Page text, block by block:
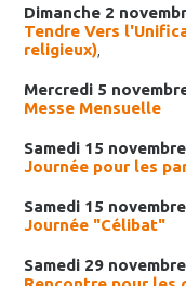
Dimanche 2
Tendre Vers
religieux)
Mercredi 5
Messe Mensuelle
Samedi 15
Journée pour les
Samedi 15 novembre
Journée "Célibat"
Samedi 29 novembre